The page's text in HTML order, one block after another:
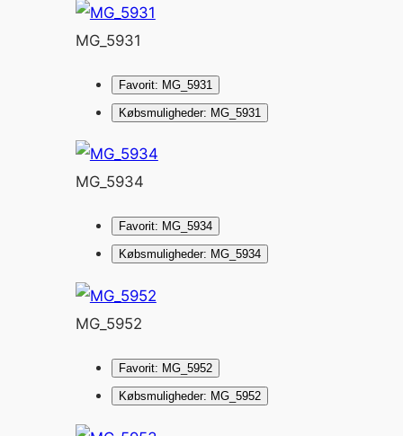
MG_5931
Favorit: MG_5931
Købsmuligheder: MG_5931
MG_5934
Favorit: MG_5934
Købsmuligheder: MG_5934
MG_5952
Favorit: MG_5952
Købsmuligheder: MG_5952